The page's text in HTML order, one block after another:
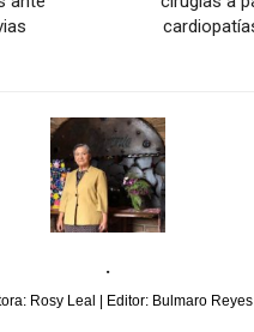
.
Rosy Leal | Editor: Bulmaro Reyes